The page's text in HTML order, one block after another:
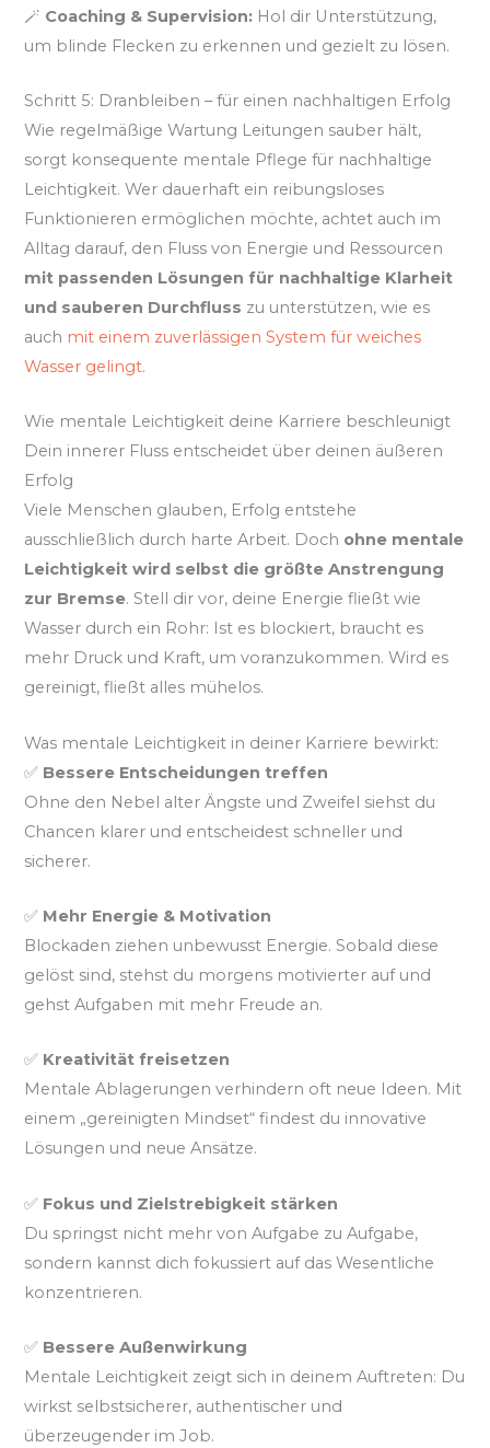
🪄 Coaching & Supervision: Hol dir Unterstützung,
um blinde Flecken zu erkennen und gezielt zu lösen.
Schritt 5: Dranbleiben – für einen nachhaltigen Erfolg
Wie regelmäßige Wartung Leitungen sauber hält,
sorgt konsequente mentale Pflege für nachhaltige
Leichtigkeit. Wer dauerhaft ein reibungsloses
Funktionieren ermöglichen möchte, achtet auch im
Alltag darauf, den Fluss von Energie und Ressourcen
mit passenden Lösungen für nachhaltige Klarheit
und sauberen Durchfluss zu unterstützen, wie es
auch mit einem zuverlässigen System für weiches
Wasser gelingt.
Wie mentale Leichtigkeit deine Karriere beschleunigt
Dein innerer Fluss entscheidet über deinen äußeren
Erfolg
Viele Menschen glauben, Erfolg entstehe
ausschließlich durch harte Arbeit. Doch ohne mentale
Leichtigkeit wird selbst die größte Anstrengung
zur Bremse. Stell dir vor, deine Energie fließt wie
Wasser durch ein Rohr: Ist es blockiert, braucht es
mehr Druck und Kraft, um voranzukommen. Wird es
gereinigt, fließt alles mühelos.
Was mentale Leichtigkeit in deiner Karriere bewirkt:
✅ Bessere Entscheidungen treffen
Ohne den Nebel alter Ängste und Zweifel siehst du
Chancen klarer und entscheidest schneller und
sicherer.
✅ Mehr Energie & Motivation
Blockaden ziehen unbewusst Energie. Sobald diese
gelöst sind, stehst du morgens motivierter auf und
gehst Aufgaben mit mehr Freude an.
✅ Kreativität freisetzen
Mentale Ablagerungen verhindern oft neue Ideen. Mit
einem „gereinigten Mindset“ findest du innovative
Lösungen und neue Ansätze.
✅ Fokus und Zielstrebigkeit stärken
Du springst nicht mehr von Aufgabe zu Aufgabe,
sondern kannst dich fokussiert auf das Wesentliche
konzentrieren.
✅ Bessere Außenwirkung
Mentale Leichtigkeit zeigt sich in deinem Auftreten: Du
wirkst selbstsicherer, authentischer und
überzeugender im Job.